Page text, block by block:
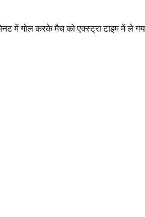
में गोल करके मैच को एक्स्ट्रा टाइम में ले